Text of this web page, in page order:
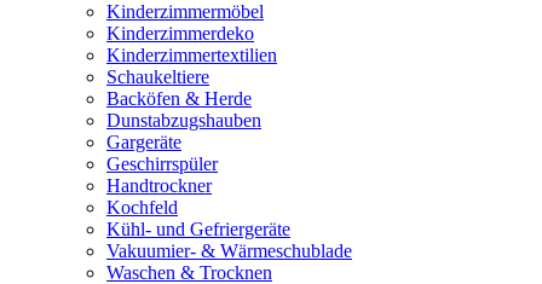
Kinderzimmermöbel
Kinderzimmerdeko
Kinderzimmertextilien
Schaukeltiere
Backöfen & Herde
Dunstabzugshauben
Gargeräte
Geschirrspüler
Handtrockner
Kochfeld
Kühl- und Gefriergeräte
Vakuumier- & Wärmeschublade
Waschen & Trocknen